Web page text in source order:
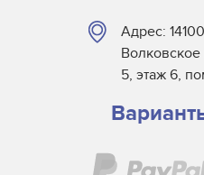
Адрес:
5, этаж 6,